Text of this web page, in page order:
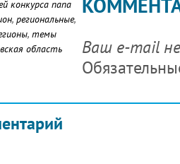
конкурса папа
, региональные,
, темы
область
Ваш e-mail